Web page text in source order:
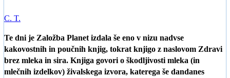
C. T.
Te dni je Založba Planet izdala še eno v nizu nadvse
kakovostnih in poučnih knjig, tokrat knjigo z naslovom Zdravi
brez mleka in sira. Knjiga govori o škodljivosti mleka (in
mlečnih izdelkov) živalskega izvora, katerega še dandanes